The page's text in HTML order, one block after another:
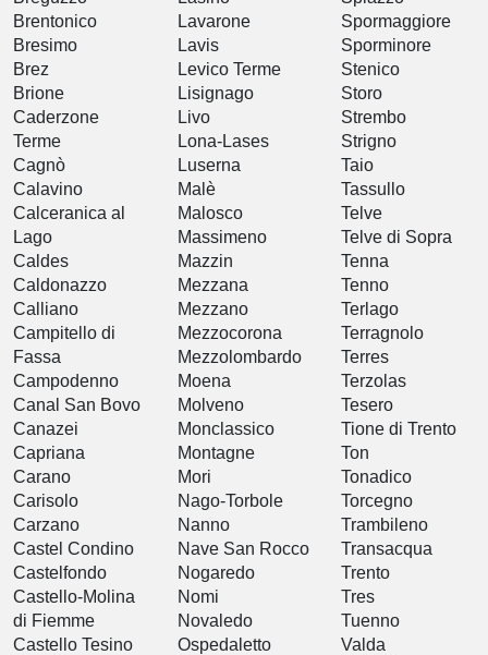
Brentonico
Bresimo
Brez
Brione
Caderzone
Terme
Cagnò
Calavino
Calceranica al
Lago
Caldes
Caldonazzo
Calliano
Campitello di
Fassa
Campodenno
Canal San Bovo
Canazei
Capriana
Carano
Carisolo
Carzano
Castel Condino
Castelfondo
Castello-Molina
di Fiemme
Castello Tesino
Lavarone
Lavis
Levico Terme
Lisignago
Livo
Lona-Lases
Luserna
Malè
Malosco
Massimeno
Mazzin
Mezzana
Mezzano
Mezzocorona
Mezzolombardo
Moena
Molveno
Monclassico
Montagne
Mori
Nago-Torbole
Nanno
Nave San Rocco
Nogaredo
Nomi
Novaledo
Ospedaletto
Spormaggiore
Sporminore
Stenico
Storo
Strembo
Strigno
Taio
Tassullo
Telve
Telve di Sopra
Tenna
Tenno
Terlago
Terragnolo
Terres
Terzolas
Tesero
Tione di Trento
Ton
Tonadico
Torcegno
Trambileno
Transacqua
Trento
Tres
Tuenno
Valda